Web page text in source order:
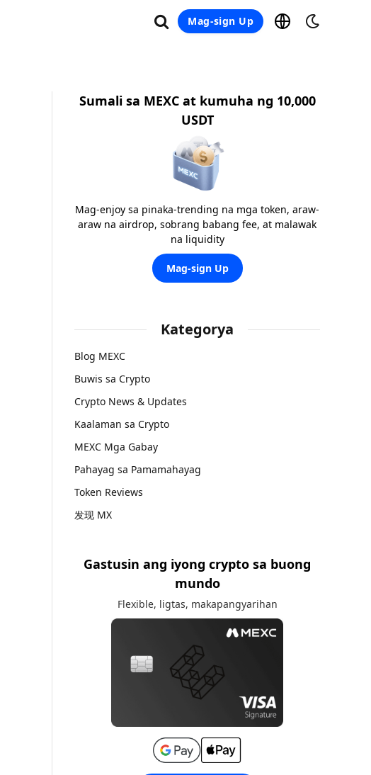
Mag-sign Up
Sumali sa MEXC at kumuha ng 10,000
USDT
Mag-enjoy sa pinaka-trending na mga token, araw-
araw na airdrop, sobrang babang fee, at malawak
na liquidity
Mag-sign Up
Kategorya
Blog MEXC
Buwis sa Crypto
Crypto News & Updates
Kaalaman sa Crypto
MEXC Mga Gabay
Pahayag sa Pamamahayag
Token Reviews
发现 MX
Gastusin ang iyong crypto sa buong
mundo
Flexible, ligtas, makapangyarihan